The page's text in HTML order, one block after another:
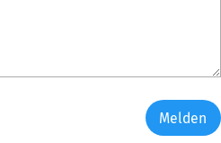
Melden